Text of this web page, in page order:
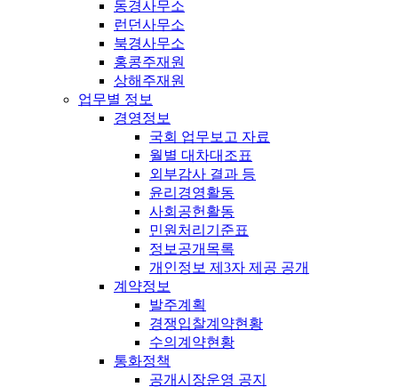
동경사무소
런던사무소
북경사무소
홍콩주재원
상해주재원
업무별 정보
경영정보
국회 업무보고 자료
월별 대차대조표
외부감사 결과 등
윤리경영활동
사회공헌활동
민원처리기준표
정보공개목록
개인정보 제3자 제공 공개
계약정보
발주계획
경쟁입찰계약현황
수의계약현황
통화정책
공개시장운영 공지